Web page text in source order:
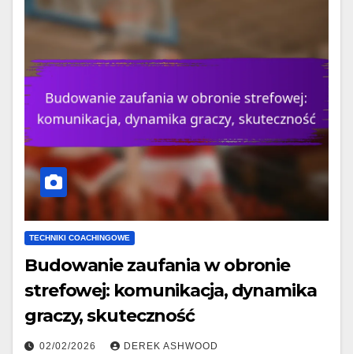
TECHNIKI COACHINGOWE
Budowanie zaufania w obronie
strefowej: komunikacja, dynamika
graczy, skuteczność
02/02/2026 DEREK ASHWOOD